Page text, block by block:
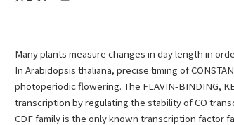
Many plants measure changes in day length in
In Arabidopsis thaliana, precise timing of
photoperiodic flowering. The FLAVIN-BINDING,
transcription by regulating the stability of CO
CDF family is the only known transcription factor